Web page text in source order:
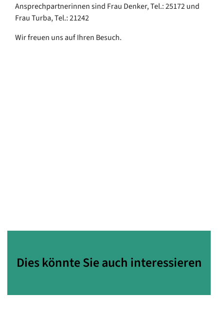
Ansprechpartnerinnen sind Frau Denker, Tel.: 25172 und
Frau Turba, Tel.: 21242
Wir freuen uns auf Ihren Besuch.
Dies könnte Sie auch interessieren